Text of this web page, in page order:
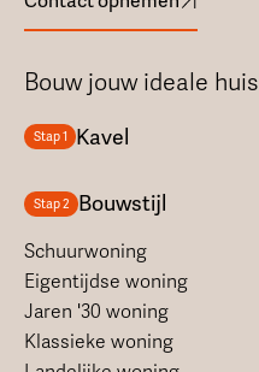
Bouw jouw ideale huis
Stap 1 Kavel
Stap 2 Bouwstijl
Schuurwoning
Eigentijdse woning
Jaren '30 woning
Klassieke woning